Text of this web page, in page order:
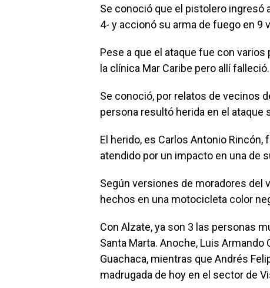
Se conoció que el pistolero ingresó
4- y accionó su arma de fuego en 9
Pese a que el ataque fue con
la clínica Mar Caribe pero allí falleció.
Se conoció, por relatos de vecinos
persona resultó herida en el ataque
El herido, es Carlos Antonio
atendido por un impacto en una de
Según versiones de moradores del
hechos en una motocicleta color
Con Alzate, ya son 3 las personas
Santa Marta. Anoche, Luis
Guachaca, mientras que Andrés
madrugada de hoy en el sector de